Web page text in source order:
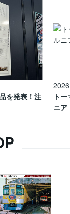
を発表！注
ト
ニア